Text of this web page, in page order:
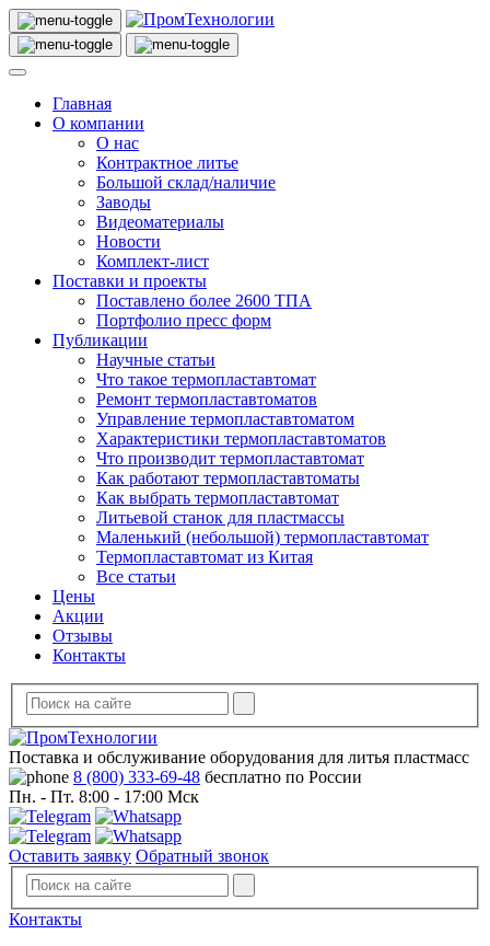
Главная
О компании
О нас
Контрактное литье
Большой склад/наличие
Заводы
Видеоматериалы
Новости
Комплект-лист
Поставки и проекты
Поставлено более 2600 ТПА
Портфолио пресс форм
Публикации
Научные статьи
Что такое термопластавтомат
Ремонт термопластавтоматов
Управление термопластавтоматом
Характеристики термопластавтоматов
Что производит термопластавтомат
Как работают термопластавтоматы
Как выбрать термопластавтомат
Литьевой станок для пластмассы
Маленький (небольшой) термопластавтомат
Термопластавтомат из Китая
Все статьи
Цены
Акции
Отзывы
Контакты
Поставка и обслуживание оборудования для литья пластмасс
8 (800) 333-69-48 бесплатно по России
Пн. - Пт. 8:00 - 17:00 Мск
Оставить заявку Обратный звонок
Контакты